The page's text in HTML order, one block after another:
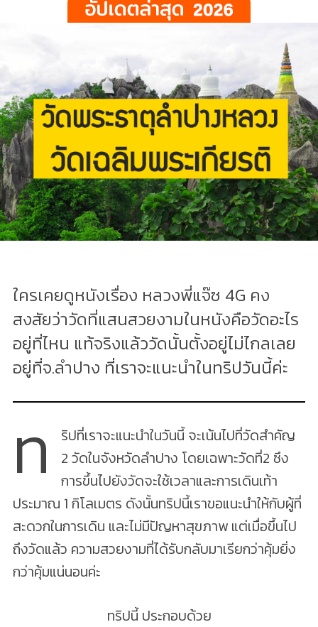
ใครเคยดูหนังเรื่อง หลวงพี่แจ๊ซ 4G คง
สงสัยว่าวัดที่แสนสวยงามในหนังคือวัดอะไร
อยู่ที่ไหน แท้จริงแล้ววัดนั้นตั้งอยู่ไม่ไกลเลย
อยู่ที่จ.ลำปาง ที่เราจะแนะนำในทริปวันนี้ค่ะ
ท
ริปที่เราจะแนะนำในวันนี้ จะเน้นไปที่วัดสำคัญ
2 วัดในจังหวัดลำปาง โดยเฉพาะวัดที่2 ซึง
การขึ้นไปยังวัดจะใช้เวลาและการเดินเท้า
ประมาณ 1 กิโลเมตร ดังนั้นทริปนี้เราขอแนะนำให้กับผู้ที่
สะดวกในการเดิน และไม่มีปัญหาสุขภาพ แต่เมื่อขึ้นไป
ถึงวัดแล้ว ความสวยงามที่ได้รับกลับมาเรียกว่าคุ้มยิ่ง
กว่าคุ้มแน่นอนค่ะ
ทริปนี้ ประกอบด้วย